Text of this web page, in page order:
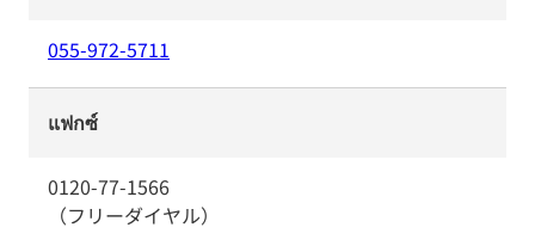
055-972-5711
แฟกซ์
0120-77-1566
（フリーダイヤル）